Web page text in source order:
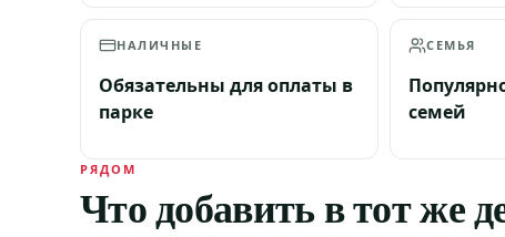
НАЛИЧНЫЕ
Обязательны для оплаты в
парке
СЕМЬЯ
семей
РЯДОМ
Что добавить в тот же